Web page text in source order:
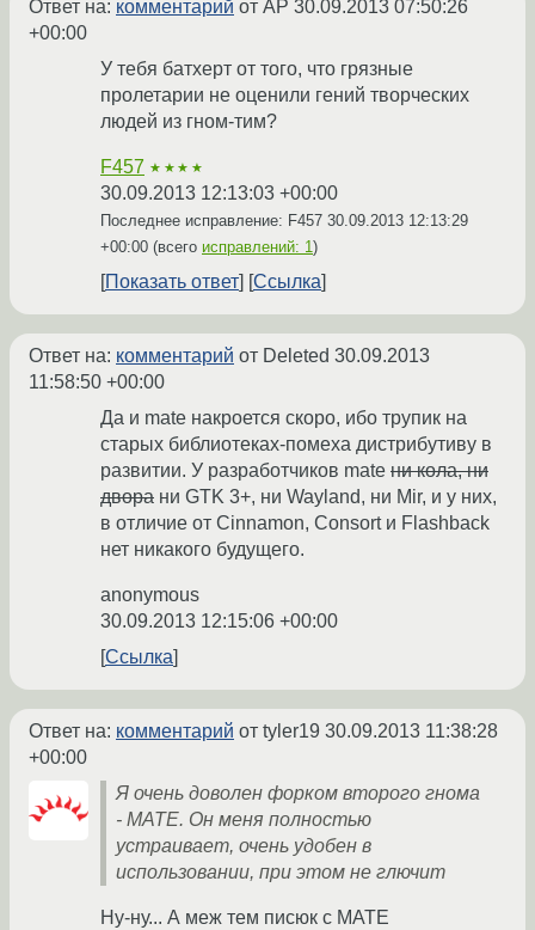
Ответ на: комментарий от AP 30.09.2013 07:50:26
+00:00
У тебя батхерт от того, что грязные
пролетарии не оценили гений творческих
людей из гном-тим?
F457 ★★★★
30.09.2013 12:13:03 +00:00
Последнее исправление: F457 30.09.2013 12:13:29
+00:00 (всего исправлений: 1)
Показать ответ Ссылка
Ответ на: комментарий от Deleted 30.09.2013
11:58:50 +00:00
Да и mate накроется скоро, ибо трупик на
старых библиотеках-помеха дистрибутиву в
развитии. У разработчиков mate ни кола, ни
двора ни GTK 3+, ни Wayland, ни Mir, и у них,
в отличие от Cinnamon, Consort и Flashback
нет никакого будущего.
anonymous
30.09.2013 12:15:06 +00:00
Ссылка
Ответ на: комментарий от tyler19 30.09.2013 11:38:28
+00:00
Я очень доволен форком второго гнома
- MATE. Он меня полностью
устраивает, очень удобен в
использовании, при этом не глючит
Ну-ну... А меж тем писюк с MATE